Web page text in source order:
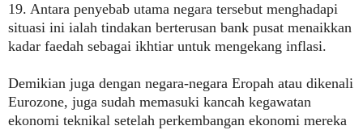
19. Antara penyebab utama negara tersebut menghadapi
situasi ini ialah tindakan berterusan bank pusat menaikkan
kadar faedah sebagai ikhtiar untuk mengekang inflasi.
Demikian juga dengan negara-negara Eropah atau dikenali
Eurozone, juga sudah memasuki kancah kegawatan
ekonomi teknikal setelah perkembangan ekonomi mereka